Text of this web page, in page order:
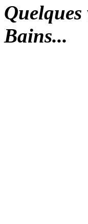
Bains...